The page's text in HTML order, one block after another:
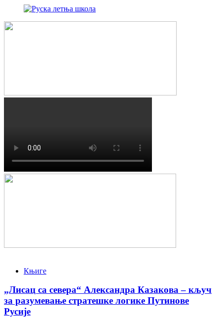
Књиге
„Лисац са севера“ Александра Казакова – кључ
за разумевање стратешке логике Путинове
Русије